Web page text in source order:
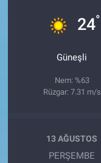
24°
Güneşli
Nem: %63
Rüzgar: 7.31 m/s
13 AĞUSTOS
PERŞEMBE